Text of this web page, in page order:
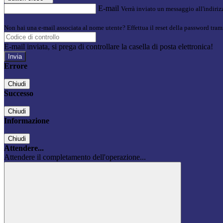
E-mail Verrà inviato un messaggio
Non hai una e-mail associata al nome utente? Effettua il reset della password
E-mail inviata, si prega di controllare la casella di posta elettronica!
Errore
Chiudi
Successo
Chiudi
Informazione
Chiudi
Attendere...
Attendere il completamento dell'operazione...